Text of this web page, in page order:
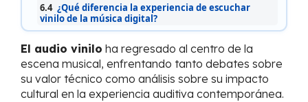
6.4 ¿Qué diferencia la experiencia de escuchar
vinilo de la música digital?
El audio vinilo ha regresado al centro de la
escena musical, enfrentando tanto debates sobre
su valor técnico como análisis sobre su impacto
cultural en la experiencia auditiva contemporánea.